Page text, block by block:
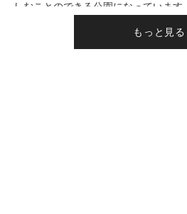
しむことのできる公園になっています。